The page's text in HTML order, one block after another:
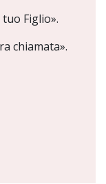
Figlio».
chiamata».